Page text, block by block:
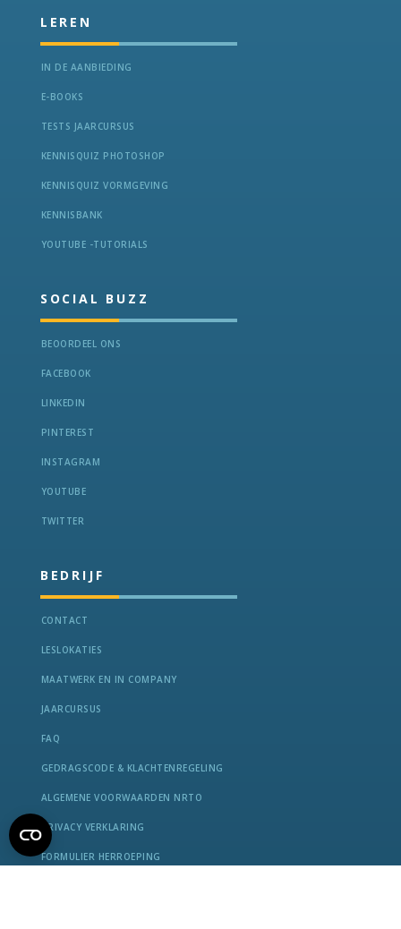
LEREN
IN DE AANBIEDING
E-BOOKS
TESTS JAARCURSUS
KENNISQUIZ PHOTOSHOP
KENNISQUIZ VORMGEVING
KENNISBANK
YOUTUBE -TUTORIALS
SOCIAL BUZZ
BEOORDEEL ONS
FACEBOOK
LINKEDIN
PINTEREST
INSTAGRAM
YOUTUBE
TWITTER
BEDRIJF
CONTACT
LESLOKATIES
MAATWERK EN IN COMPANY
JAARCURSUS
FAQ
GEDRAGSCODE & KLACHTENREGELING
ALGEMENE VOORWAARDEN NRTO
PRIVACY VERKLARING
FORMULIER HERROEPING